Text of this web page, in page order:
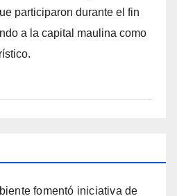
participaron durante el fin
a la capital maulina como
fomentó iniciativa de